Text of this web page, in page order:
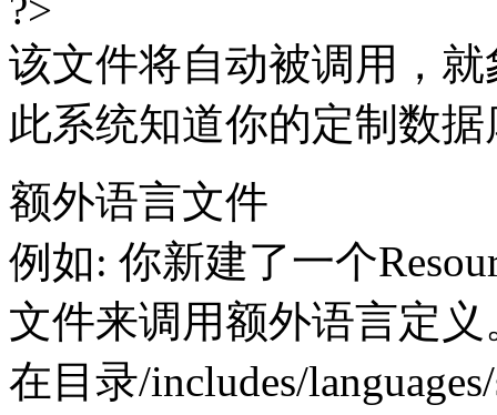
该文件将自动被调用，
此系统知道你的定制数据
额外语言文件
例如: 你新建了一个
文件来调用额外语言定
在目录/includes/